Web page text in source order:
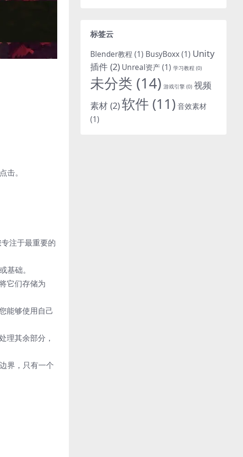
击。
注于最重要的
基础。
它们存储为
能够使用自己
理其余部分，
界，只有一个
标签云
Blender教程 (1) BusyBoxx(1) Unity
插件 (2) Unreal资产(1) 学习教程 (0)
未分类 (14) 游戏引擎 (0) 视频
素材 (2)软件 (11)音效素材
(1)